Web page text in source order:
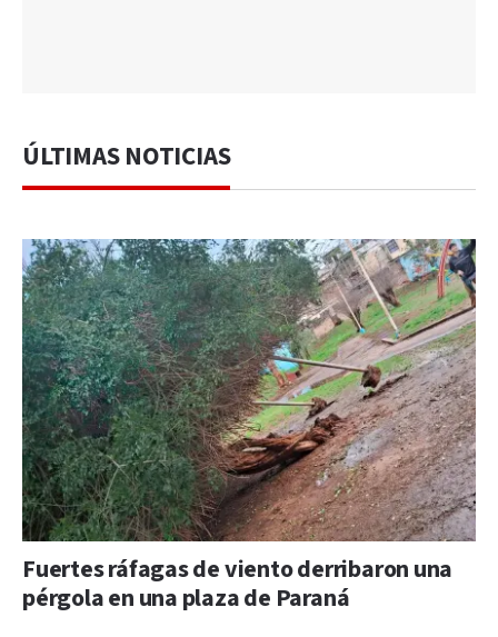
ÚLTIMAS NOTICIAS
Fuertes ráfagas de viento derribaron una
pérgola en una plaza de Paraná